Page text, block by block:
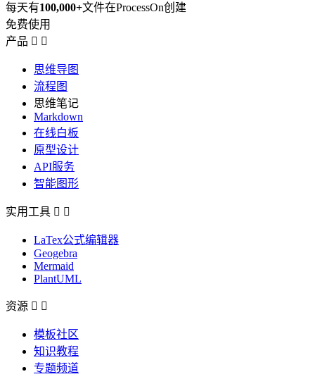
每天有100,000+文件在ProcessOn创建
免费使用
产品  
思维导图
流程图
思维笔记
Markdown
在线白板
原型设计
API服务
智能图形
实用工具  
LaTex公式编辑器
Geogebra
Mermaid
PlantUML
资源  
模板社区
知识教程
专题频道